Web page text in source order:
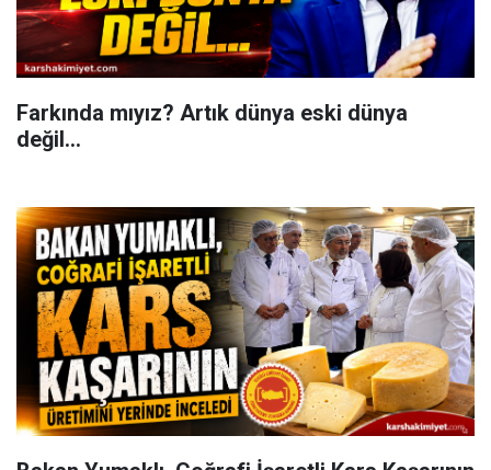
Farkında mıyız? Artık dünya eski dünya
değil...